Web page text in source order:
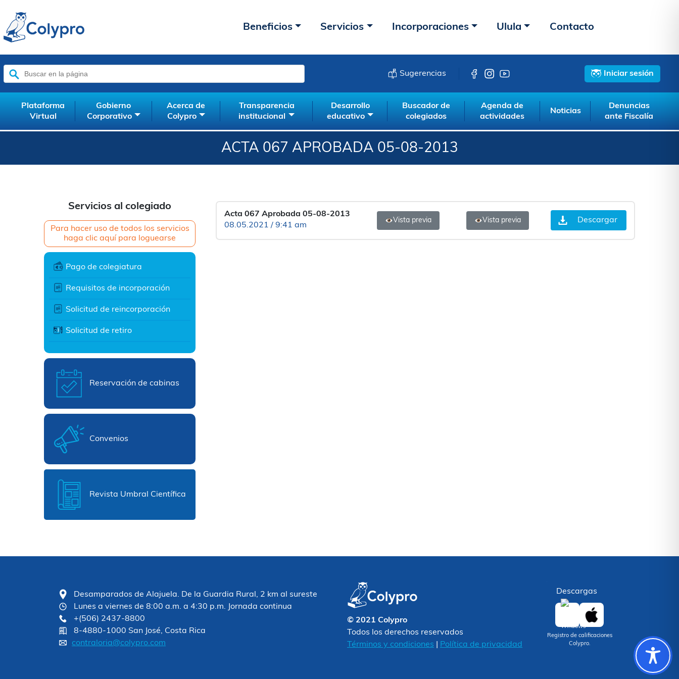
Beneficios Servicios Incorporaciones Ulula Contacto
Buscar:
Sugerencias Iniciar sesión
Plataforma
Virtual
Gobierno
Corporativo
Acerca de
Colypro
Transparencia
institucional
Desarrollo
educativo
Buscador de
colegiados
Agenda de
actividades
Noticias
Denuncias
ante Fiscalía
ACTA 067 APROBADA 05-08-2013
Servicios al colegiado
Para hacer uso de todos los servicios
haga clic aquí para loguearse
Pago de colegiatura
Requisitos de incorporación
Solicitud de reincorporación
Solicitud de retiro
Reservación de cabinas
Convenios
Revista Umbral Científica
Acta 067 Aprobada 05-08-2013
08.05.2021 / 9:41 am
Vista previa Vista previa Descargar
Desamparados de Alajuela. De la Guardia Rural, 2 km al sureste
Lunes a viernes de 8:00 a.m. a 4:30 p.m. Jornada continua
+(506) 2437-8800
8-4880-1000 San José, Costa Rica
contraloria@colypro.com
© 2021 Colypro
Todos los derechos reservados
Términos y condiciones
Política de privacidad
Descargas
Registro de calificaciones
Colypro.